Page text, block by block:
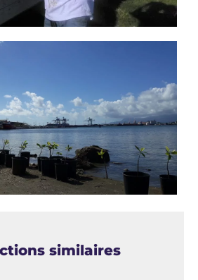
similaires